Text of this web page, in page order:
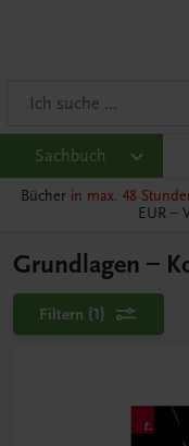
Sachbuch
Bücher in max. 48
EUR –
Grundlagen –
Filtern (1)